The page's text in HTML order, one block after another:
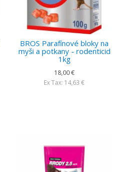
BROS Parafínové bloky na
myši a potkany - rodenticid
1kg
18,00 €
Ex Tax: 14,63 €